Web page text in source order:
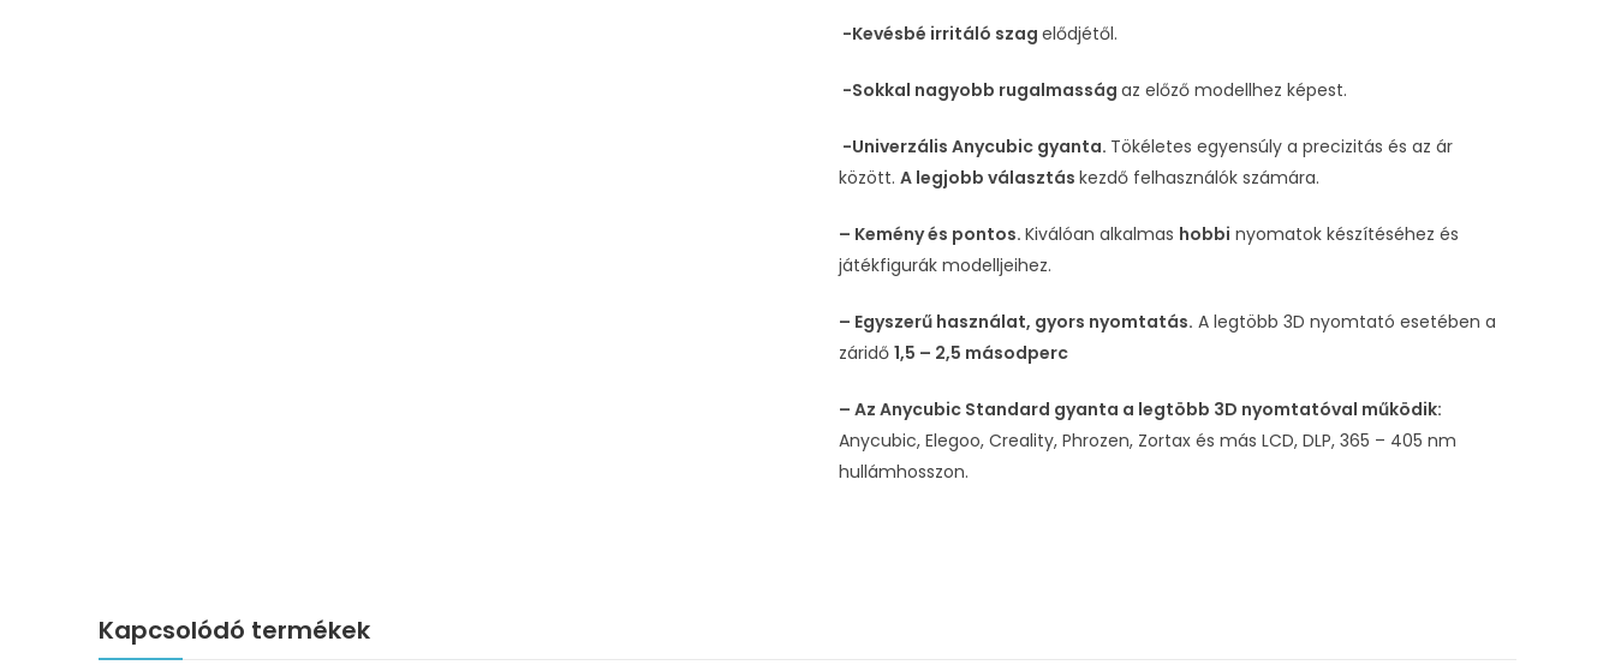
-Kevésbé irritáló szag elődjétől.
-Sokkal nagyobb rugalmasság az előző modellhez képest.
-Univerzális Anycubic gyanta. Tökéletes egyensúly a precizitás és az ár
között. A legjobb választás kezdő felhasználók számára.
– Kemény és pontos. Kiválóan alkalmas hobbi nyomatok készítéséhez és
játékfigurák modelljeihez.
– Egyszerű használat, gyors nyomtatás. A legtöbb 3D nyomtató esetében a
záridő 1,5 – 2,5 másodperc
– Az Anycubic Standard gyanta a legtöbb 3D nyomtatóval működik:
Anycubic, Elegoo, Creality, Phrozen, Zortax és más LCD, DLP, 365 – 405 nm
hullámhosszon.
Kapcsolódó termékek